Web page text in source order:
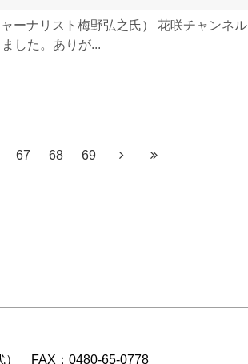
ーナリスト梅野弘之氏） 花咲チャンネル
した。ありが...
67 68 69
） FAX：0480-65-0778